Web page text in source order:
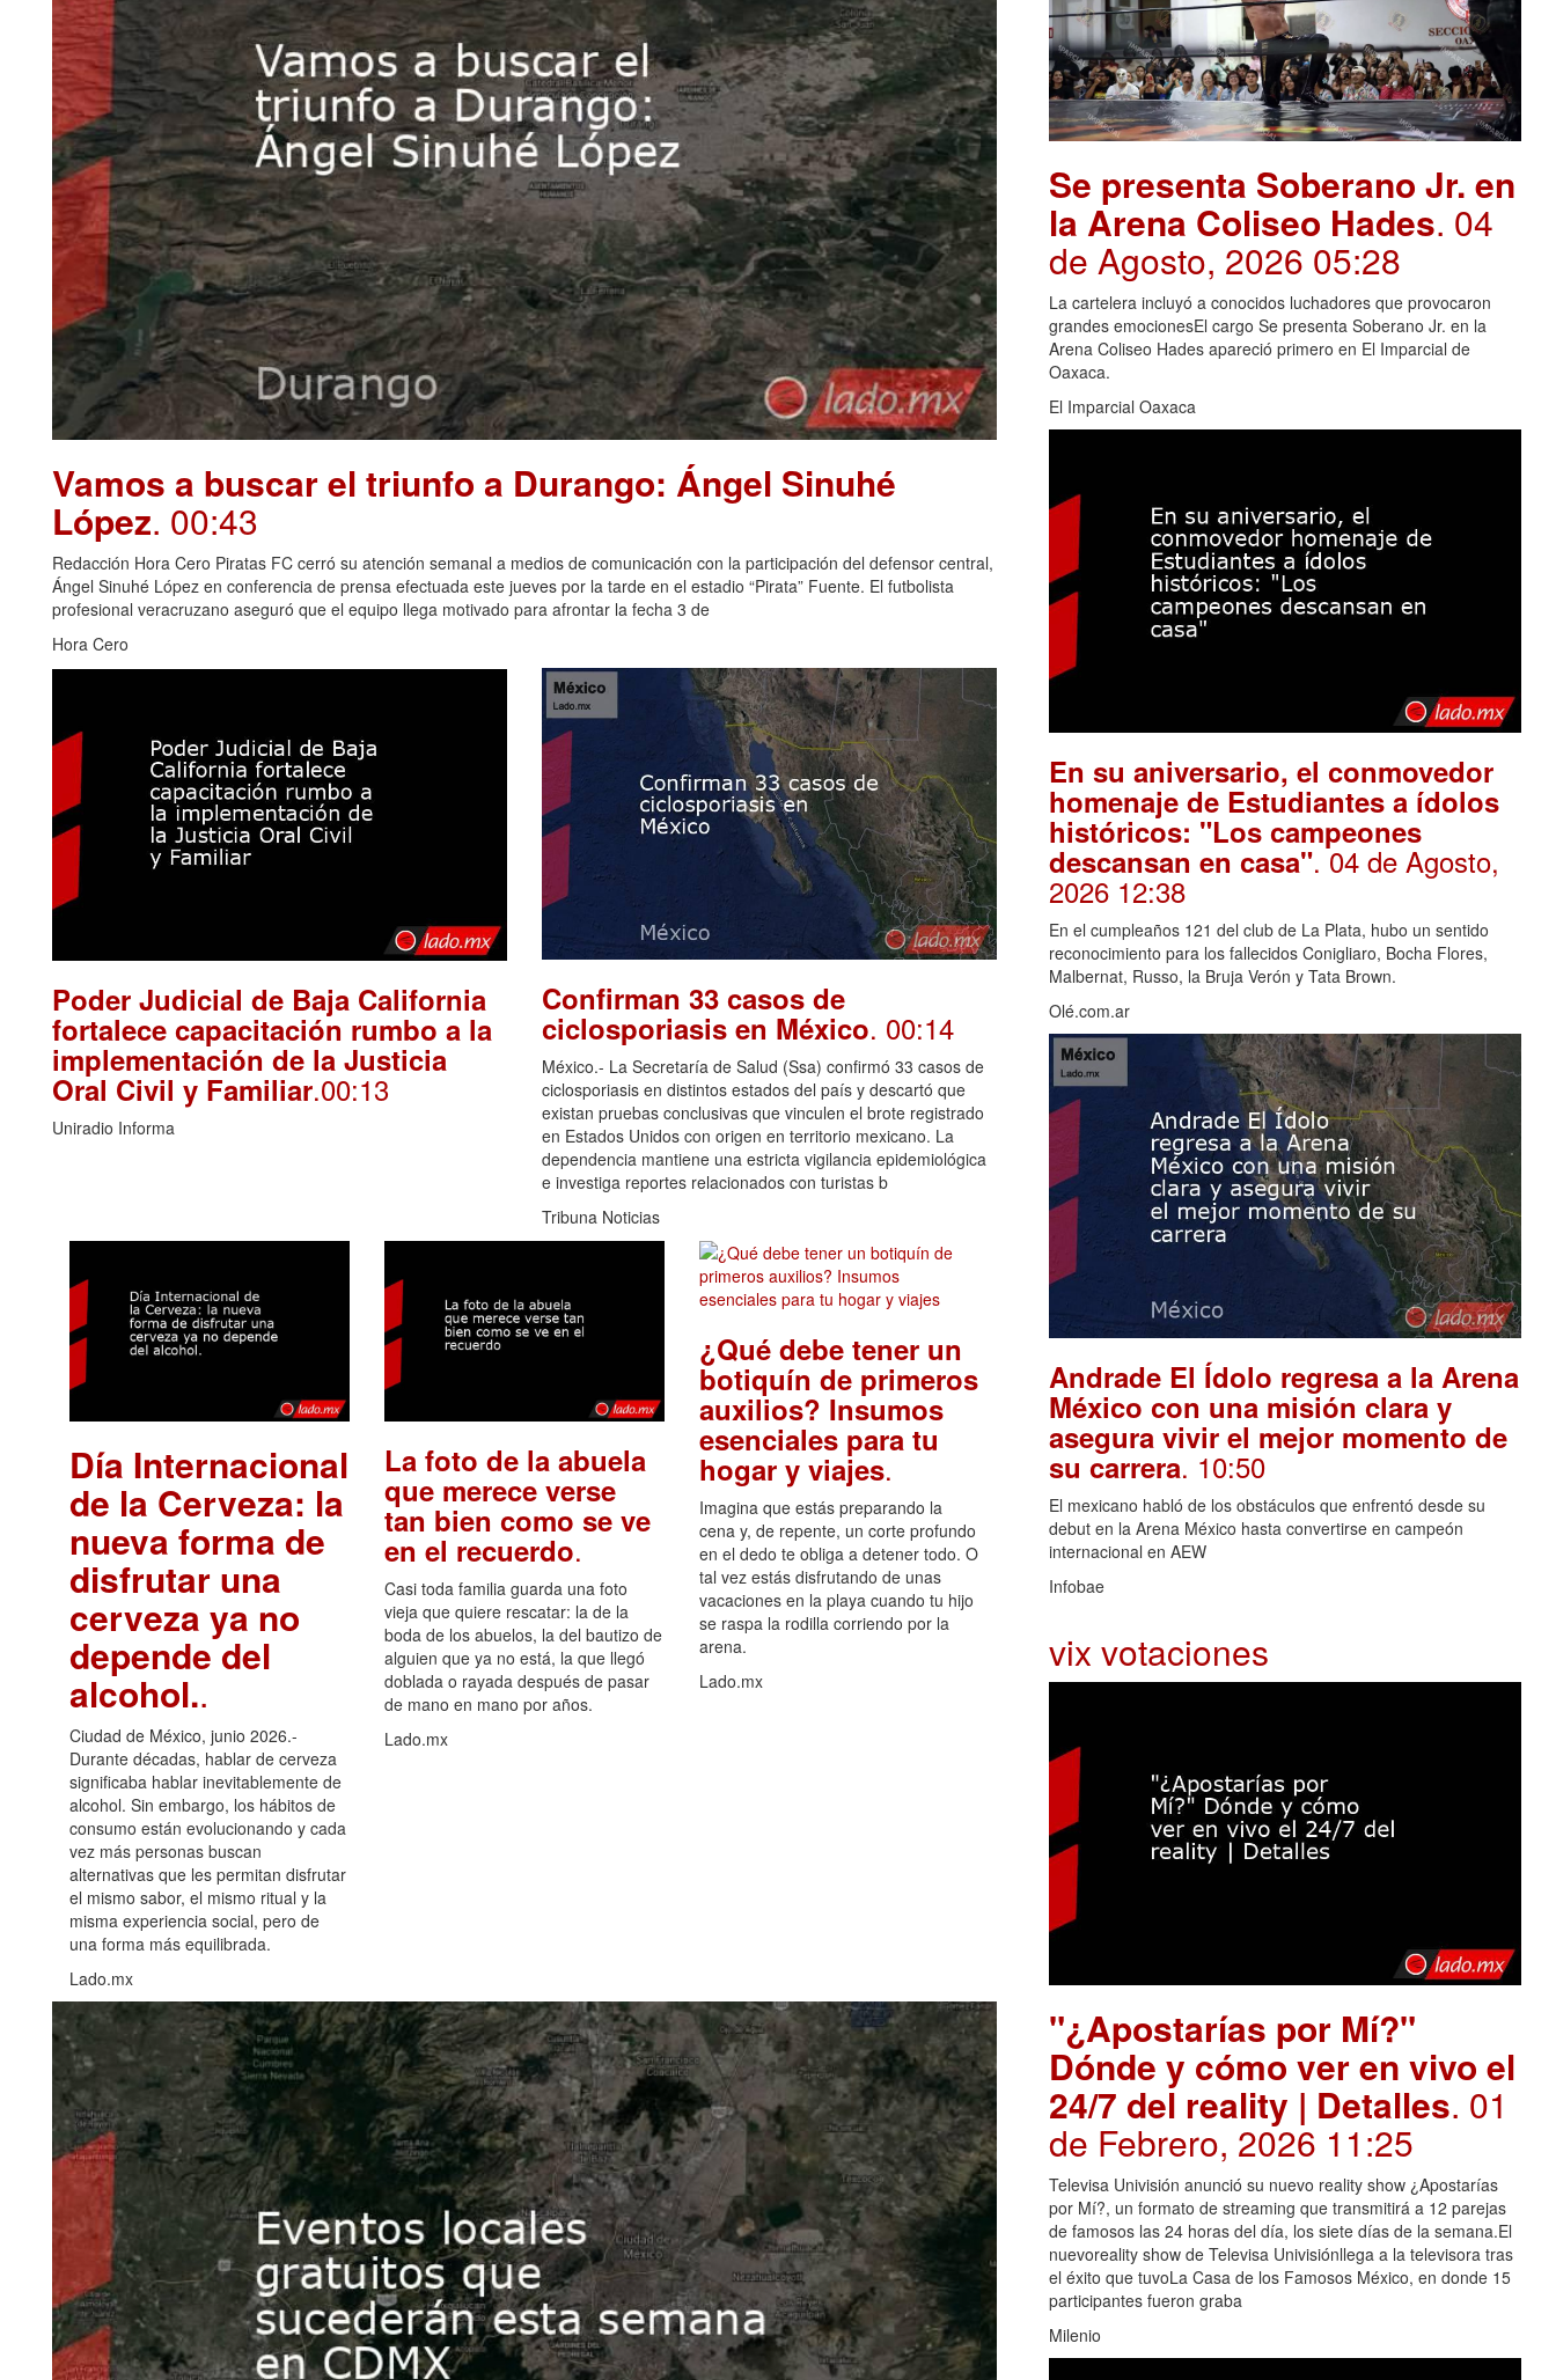
Vamos a buscar el triunfo a Durango: Ángel Sinuhé
López. 00:43
Redacción Hora Cero Piratas FC cerró su atención semanal a medios de comunicación con la participación del defensor central,
Ángel Sinuhé López en conferencia de prensa efectuada este jueves por la tarde en el estadio “Pirata” Fuente. El futbolista
profesional veracruzano aseguró que el equipo llega motivado para afrontar la fecha 3 de
Hora Cero
Poder Judicial de Baja California
fortalece capacitación rumbo a la
implementación de la Justicia
Oral Civil y Familiar.00:13
Uniradio Informa
Confirman 33 casos de
ciclosporiasis en México. 00:14
México.- La Secretaría de Salud (Ssa) confirmó 33 casos de
ciclosporiasis en distintos estados del país y descartó que
existan pruebas conclusivas que vinculen el brote registrado
en Estados Unidos con origen en territorio mexicano. La
dependencia mantiene una estricta vigilancia epidemiológica
e investiga reportes relacionados con turistas b
Tribuna Noticias
Día Internacional
de la Cerveza: la
nueva forma de
disfrutar una
cerveza ya no
depende del
alcohol..
Ciudad de México, junio 2026.-
Durante décadas, hablar de cerveza
significaba hablar inevitablemente de
alcohol. Sin embargo, los hábitos de
consumo están evolucionando y cada
vez más personas buscan
alternativas que les permitan disfrutar
el mismo sabor, el mismo ritual y la
misma experiencia social, pero de
una forma más equilibrada.
Lado.mx
La foto de la abuela
que merece verse
tan bien como se ve
en el recuerdo.
Casi toda familia guarda una foto
vieja que quiere rescatar: la de la
boda de los abuelos, la del bautizo de
alguien que ya no está, la que llegó
doblada o rayada después de pasar
de mano en mano por años.
Lado.mx
¿Qué debe tener un
botiquín de primeros
auxilios? Insumos
esenciales para tu
hogar y viajes.
Imagina que estás preparando la
cena y, de repente, un corte profundo
en el dedo te obliga a detener todo. O
tal vez estás disfrutando de unas
vacaciones en la playa cuando tu hijo
se raspa la rodilla corriendo por la
arena.
Lado.mx
Se presenta Soberano Jr. en
la Arena Coliseo Hades. 04
de Agosto, 2026 05:28
La cartelera incluyó a conocidos luchadores que provocaron
grandes emocionesEl cargo Se presenta Soberano Jr. en la
Arena Coliseo Hades apareció primero en El Imparcial de
Oaxaca.
El Imparcial Oaxaca
En su aniversario, el conmovedor
homenaje de Estudiantes a ídolos
históricos: "Los campeones
descansan en casa". 04 de Agosto,
2026 12:38
En el cumpleaños 121 del club de La Plata, hubo un sentido
reconocimiento para los fallecidos Conigliaro, Bocha Flores,
Malbernat, Russo, la Bruja Verón y Tata Brown.
Olé.com.ar
Andrade El Ídolo regresa a la Arena
México con una misión clara y
asegura vivir el mejor momento de
su carrera. 10:50
El mexicano habló de los obstáculos que enfrentó desde su
debut en la Arena México hasta convertirse en campeón
internacional en AEW
Infobae
vix votaciones
"¿Apostarías por Mí?"
Dónde y cómo ver en vivo el
24/7 del reality | Detalles. 01
de Febrero, 2026 11:25
Televisa Univisión anunció su nuevo reality show ¿Apostarías
por Mí?, un formato de streaming que transmitirá a 12 parejas
de famosos las 24 horas del día, los siete días de la semana.El
nuevoreality show de Televisa Univisiónllega a la televisora tras
el éxito que tuvoLa Casa de los Famosos México, en donde 15
participantes fueron graba
Milenio